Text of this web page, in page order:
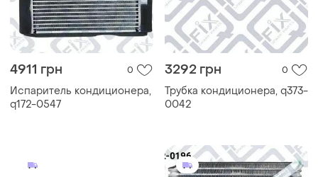
4911 грн 0
Испаритель кондиционера,
q172-0547
3292 грн 0
Трубка кондиционера, q373-
0042